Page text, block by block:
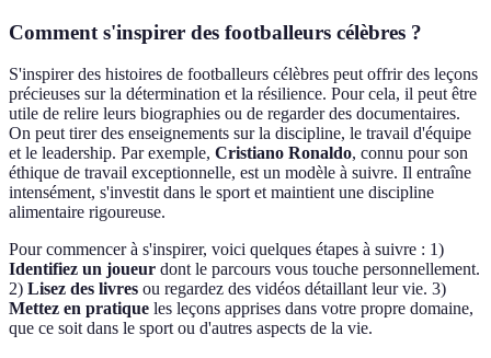
Comment s'inspirer des footballeurs célèbres ?
S'inspirer des histoires de footballeurs célèbres peut offrir des leçons
précieuses sur la détermination et la résilience. Pour cela, il peut être
utile de relire leurs biographies ou de regarder des documentaires.
On peut tirer des enseignements sur la discipline, le travail d'équipe
et le leadership. Par exemple, Cristiano Ronaldo, connu pour son
éthique de travail exceptionnelle, est un modèle à suivre. Il entraîne
intensément, s'investit dans le sport et maintient une discipline
alimentaire rigoureuse.
Pour commencer à s'inspirer, voici quelques étapes à suivre : 1)
Identifiez un joueur dont le parcours vous touche personnellement.
2) Lisez des livres ou regardez des vidéos détaillant leur vie. 3)
Mettez en pratique les leçons apprises dans votre propre domaine,
que ce soit dans le sport ou d'autres aspects de la vie.